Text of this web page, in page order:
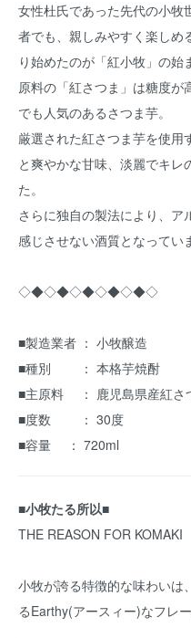
女性杜氏であった先代の小牧
者でも、親しみやすく楽しめ
り始めたのが「紅小牧」の始
原料の「紅さつま」は糖度
でも人気のあるさつま芋。
厳選された紅さつま芋を使用
と爽やかな甘味、淡麗でキレ
た。
さらに独自の製法により、
感じさせない酒質となってい
◇◆◇◆◇◆◇◆◇◆◇
■製造業者 ： 小牧醸造
■種別 ： 本格芋焼酎
■主原料 ： 鹿児島県産紅さ
■度数 ： 30度
■容量 ： 720ml
■小牧たる所以■
THE REASON FOR KOMAKI
小牧が誇る特徴的な味わいは
るEarthy(アースィー)なフレ